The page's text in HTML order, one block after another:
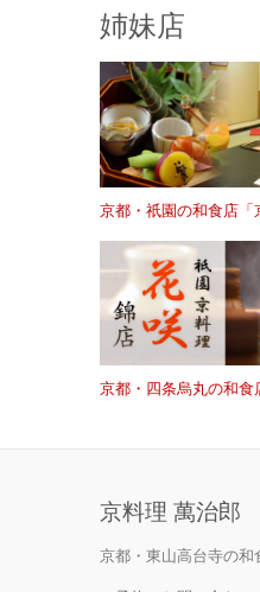
姉妹店
京都・祇園の和食店「
京都・四条烏丸の和食
京料理 萬治郎
京都・東山高台寺の和